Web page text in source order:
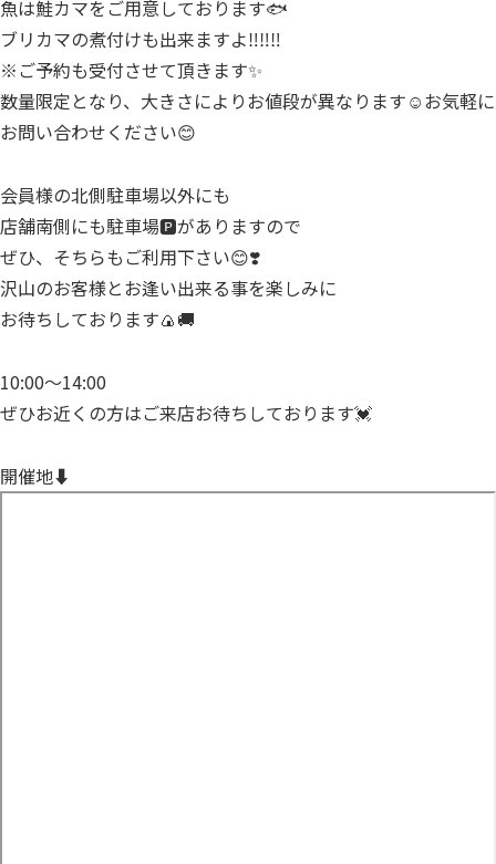
魚は鮭カマをご用意しております🐟
ブリカマの煮付けも出来ますよ‼️‼️‼️⁡
⁡※ご予約も受付させて頂きます✨
数量限定となり、大きさによりお値段が異なります☺️お気軽に
お問い合わせください😊
会員様の北側駐車場以外にも
店舗南側にも駐車場🅿️がありますので
ぜひ、そちらもご利用下さい😊❣️
沢山のお客様とお逢い出来る事を楽しみに
お待ちしております🍙🚚
10:00～14:00
ぜひお近くの方はご来店お待ちしております💓
開催地⬇